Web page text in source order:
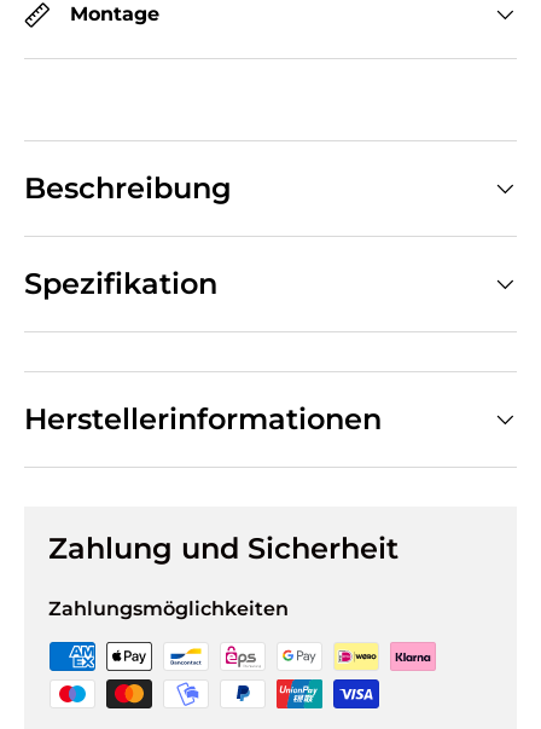
Montage
Beschreibung
Spezifikation
Herstellerinformationen
Zahlung und Sicherheit
Zahlungsmöglichkeiten